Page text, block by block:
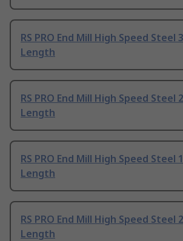
RS PRO End Mill High Speed Steel
Length
RS PRO End Mill High Speed Steel
Length
RS PRO End Mill High Speed Steel
Length
RS PRO End Mill High Speed Steel
Length